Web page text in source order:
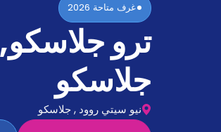
غرف متاحة 2026
ترو جلاسكو,
جلاسكو
نيو سيتي روود , جلاسكو